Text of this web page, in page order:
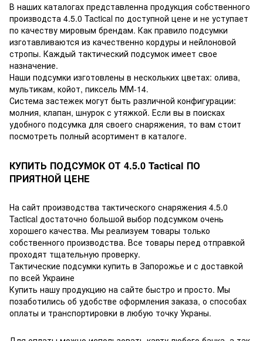
В наших каталогах представленна продукция собственного
производста 4.5.0 Tactical по доступной цене и не уступает
по качеству мировым брендам. Как правило подсумки
изготавливаются из качественно кордуры и нейлоновой
стропы. Каждый тактический подсумок имеет свое
назначение.
Наши подсумки изготовлены в нескольких цветах: олива,
мультикам, койот, пиксель ММ-14.
Система застежек могут быть различной конфигурации:
молния, клапан, шнурок с утяжкой. Если вы в поисках
удобного подсумка для своего снаряжения, то вам стоит
посмотреть полный асортимент в каталоге.
КУПИТЬ ПОДСУМОК ОТ 4.5.0 Tactical ПО
ПРИЯТНОЙ ЦЕНЕ
На сайт производства тактического снаряжения 4.5.0
Tactical достаточно большой выбор подсумком очень
хорошего качества. Мы реализуем товары только
собственного производства. Все товары перед отправкой
проходят тщательную проверку.
Тактические подсумки купить в Запорожье и с доставкой
по всей Украине
Купить нашу продукцию на сайте быстро и просто. Мы
позаботились об удобстве оформления заказа, о способах
оплаты и транспортировки в любую точку Украны.